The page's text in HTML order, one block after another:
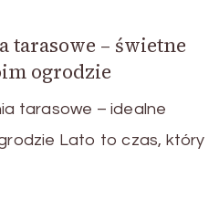
tarasowe – świetne
ogrodzie
tarasowe – idealne
Lato to czas, który